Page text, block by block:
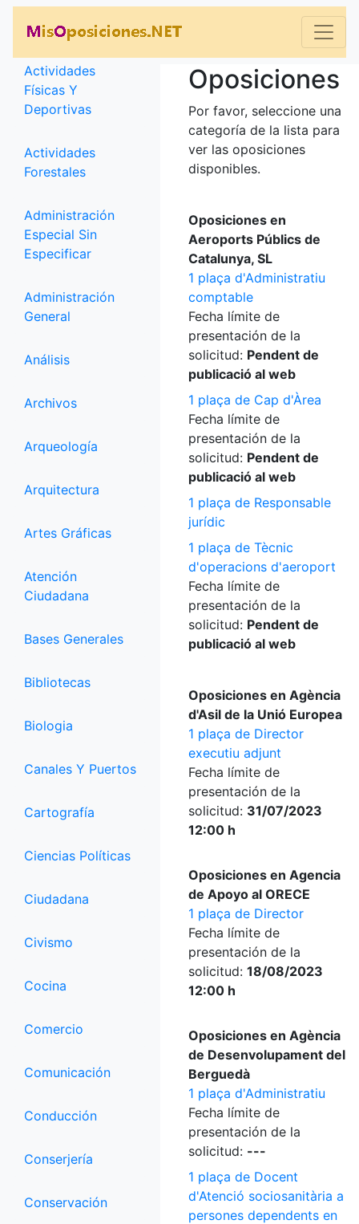
Categorías
Actividades
Físicas Y
Deportivas
Actividades
Forestales
Administración
Especial Sin
Especificar
Administración
General
Análisis
Archivos
Arqueología
Arquitectura
Artes Gráficas
Atención
Ciudadana
Bases Generales
Bibliotecas
Biologia
Canales Y Puertos
Cartografía
Ciencias Políticas
Ciudadana
Civismo
Cocina
Comercio
Comunicación
Conducción
Conserjería
Conservación
Oposiciones
Por favor, seleccione una
categoría de la lista para
ver las oposiciones
disponibles.
Oposiciones en
Aeroports Públics de
Catalunya, SL
1 plaça d'Administratiu
comptable
Fecha límite de
presentación de la
solicitud: Pendent de
publicació al web
1 plaça de Cap d'Àrea
Fecha límite de
presentación de la
solicitud: Pendent de
publicació al web
1 plaça de Responsable
jurídic
1 plaça de Tècnic
d'operacions d'aeroport
Fecha límite de
presentación de la
solicitud: Pendent de
publicació al web
Oposiciones en Agència
d'Asil de la Unió Europea
1 plaça de Director
executiu adjunt
Fecha límite de
presentación de la
solicitud: 31/07/2023
12:00 h
Oposiciones en Agencia
de Apoyo al ORECE
1 plaça de Director
Fecha límite de
presentación de la
solicitud: 18/08/2023
12:00 h
Oposiciones en Agència
de Desenvolupament del
Berguedà
1 plaça d'Administratiu
Fecha límite de
presentación de la
solicitud: ---
1 plaça de Docent
d'Atenció sociosanitària a
persones dependents en